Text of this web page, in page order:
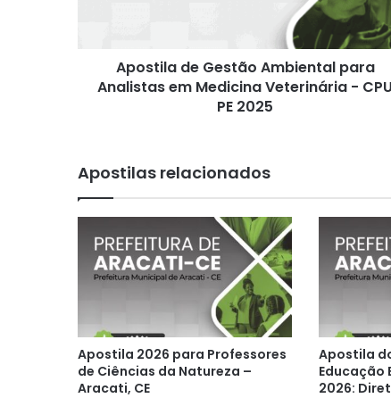
CPU
Apostila de Gestão Ambiental para
Analistas em Medicina Veterinária - CPU
PE 2025
Apostilas relacionados
Apostila 2026 para Professores
de Ciências da Natureza –
Aracati, CE
Apostila
Educação
2026: